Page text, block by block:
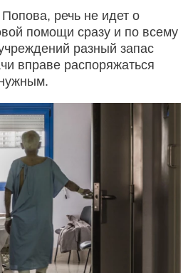
речь не идет о
помощи сразу и по всему
разный запас
вправе распоряжаться